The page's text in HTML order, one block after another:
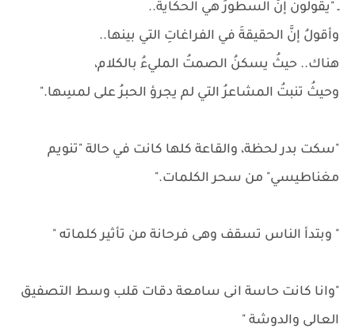
ـ "يقولون إنَّ السطورَ هي الحكاية..
وأقولُ إنَّ الحقيقةَ في الفراغاتِ التي بينها..
هناك.. حيثُ يسكنُ الصمتُ المليءُ بالكلام،
وحيثُ تنبتُ المشاعرُ التي لم يجرؤ الحبرُ على لمسِها."
"سكت بدر لحظة، والقاعة كلها كانت في حالة "تنويم
مغناطيسي" من سحر الكلمات."
" وبتدأ الناس تسقف وهى فرحانة من تأثير كلماته "
"وانا كانت حاسة انى سامعة دقات قلب وسط التصفيق
العالى والدوشة "